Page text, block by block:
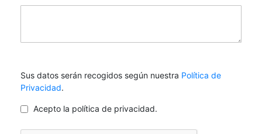
Sus datos serán recogidos según nuestra Política de
Privacidad.
Acepto la política de privacidad.